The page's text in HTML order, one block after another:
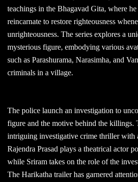
teachings in the Bhagavad Gita, where
reincarnate to restore righteousness
unrighteousness. The series explores a
mysterious figure, embodying various
such as Parashurama, Narasimha, and
criminals in a village.
The police launch an investigation to
figure and the motive behind the killings.
intriguing investigative crime thriller with
Rajendra Prasad plays a theatrical actor
while Sriram takes on the role of the
The Harikatha trailer has garnered